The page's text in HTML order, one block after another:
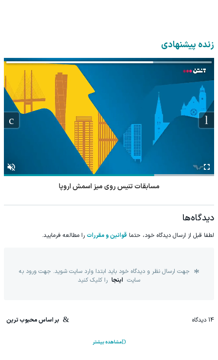
زنده پیشنهادی
مسابقات تنیس روی میز اسمش اروپا
دیدگاه‌ها
لطفا قبل از ارسال دیدگاه خود، حتما قوانین و مقررات را مطالعه فرمایید.
جهت ارسال نظر و دیدگاه خود باید ابتدا وارد سایت شوید. جهت ورود به
سایت اینجا را کلیک کنید
14 دیدگاه بر اساس محبوب ترین
مشاهده بیشتر